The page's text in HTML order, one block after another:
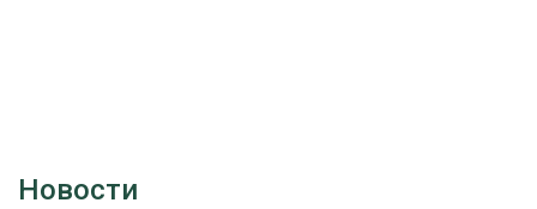
Новости